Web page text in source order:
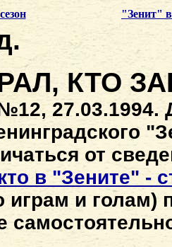
"Зенит"
КТО
27.03.1994.
от
в "Зените" -
и голам)